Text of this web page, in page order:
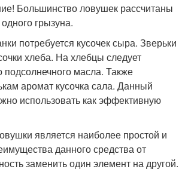
Большинство ловушек рассчитаны
грызуна.
потребуется кусочек сыра. Зверьки
хлеба. На хлебцы следует
подсолнечного масла. Также
аромат кусочка сала. Данный
использовать как эффективную
является наиболее простой и
данного средства от
заменить один элемент на другой.